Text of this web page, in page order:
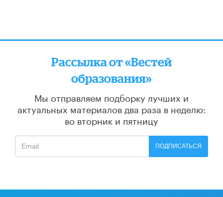
Рассылка от «Вестей
образования»
Мы отправляем подборку лучших и
актуальных материалов два раза в неделю:
во вторник и пятницу
ПОДПИСАТЬСЯ